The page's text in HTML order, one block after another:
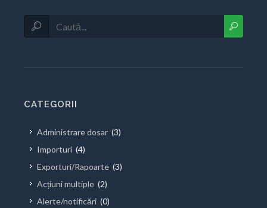
CATEGORII
Administrare dosar (3)
Importuri (4)
Exporturi/Rapoarte (3)
Acțiuni multiple (2)
Alerte/notificări (0)